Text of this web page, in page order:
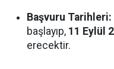
Başvuru Tarihleri:
başlayıp, 11 Eylül
erecektir.